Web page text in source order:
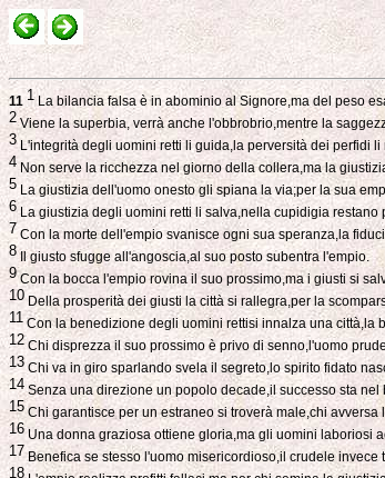
11 1La bilancia falsa è in abominio al Signore,ma del peso
2Viene la superbia, verrà anche l'obbrobrio,mentre la
3L'integrità degli uomini retti li guida,la perversità dei perfidi li
4 Non serve la ricchezza nel giorno della collera,ma la
5 La giustizia dell'uomo onesto gli spiana la via;per la sua
6 La giustizia degli uomini retti li salva,nella cupidigia restano
7Con la morte dell'empio svanisce ogni sua speranza,la
8 Il giusto sfugge all'angoscia,al suo posto subentra l'empio.
9Con la bocca l'empio rovina il suo prossimo,ma i giusti si
10 Della prosperità dei giusti la città si rallegra,per la
11 Con la benedizione degli uomini rettisi innalza una città,la
12 Chi disprezza il suo prossimo è privo di senno,l'uomo
13 Chi va in giro sparlando svela il segreto,lo spirito fidato
14Senza una direzione un popolo decade,il successo sta
15Chi garantisce per un estraneo si troverà male,chi
16Una donna graziosa ottiene gloria,ma gli uomini laboriosi
17Benefica se stesso l'uomo misericordioso,il crudele invece
18